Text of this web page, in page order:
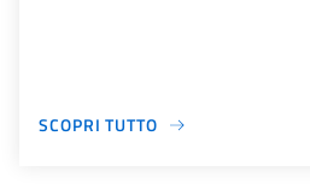
SCOPRI TUTTO